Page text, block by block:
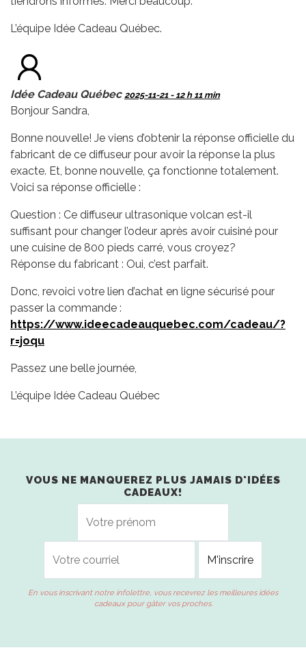
L’équipe Idée Cadeau Québec.
Idée Cadeau Québec 2025-11-21 - 12 h 11 min
Bonjour Sandra,
Bonne nouvelle! Je viens d’obtenir la réponse officielle du
fabricant de ce diffuseur pour avoir la réponse la plus
exacte. Et, bonne nouvelle, ça fonctionne totalement.
Voici sa réponse officielle :
Question : Ce diffuseur ultrasonique volcan est-il
suffisant pour changer l’odeur après avoir cuisiné pour
une cuisine de 800 pieds carré, vous croyez?
Réponse du fabricant : Oui, c’est parfait.
Donc, revoici votre lien d’achat en ligne sécurisé pour
passer la commande :
https://www.ideecadeauquebec.com/cadeau/?
r=joqu
Passez une belle journée,
L’équipe Idée Cadeau Québec
VOUS NE MANQUEREZ PLUS JAMAIS D'IDÉES
CADEAUX!
En vous inscrivant notre infolettre, vous recevrez les meilleures idées
cadeaux pour gâter vos proches.